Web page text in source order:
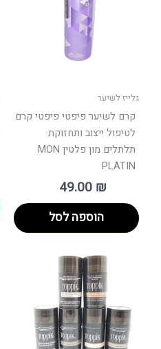
גלייז לשיער
קרם לשיער פיפטי פיפטי קרם
לטיפול ייצוב ותחזוקת
תלתלים מון פלטין MON
PLATIN
49.00 ₪
הוספה לסל